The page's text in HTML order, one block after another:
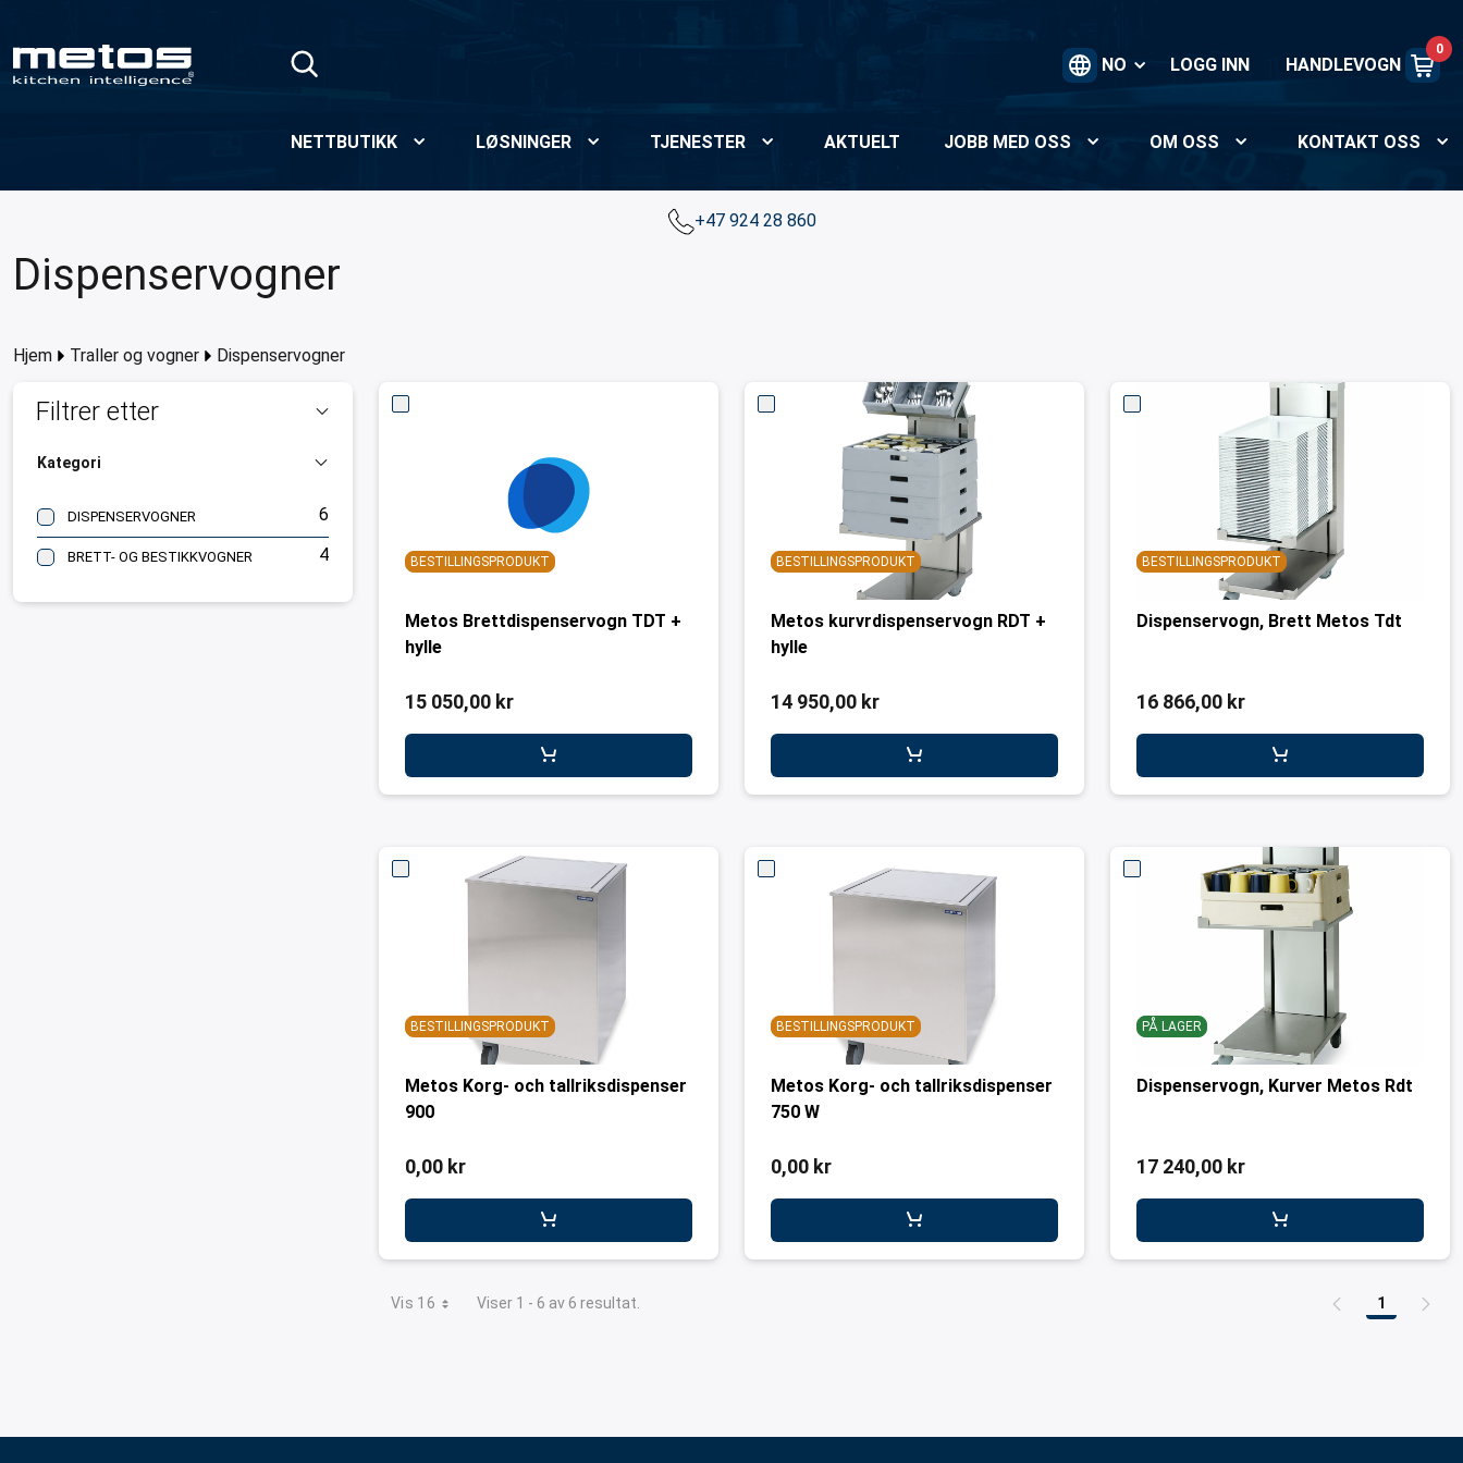
NO LOGG INN HANDLEVOGN
0
NETTBUTIKK LØSNINGER TJENESTER AKTUELT JOBB MED OSS OM OSS KONTAKT OSS
+47 924 28 860
Dispenservogner
Hjem Traller og vogner Dispenservogner
Filtrer etter
Kategori
DISPENSERVOGNER 6
BRETT- OG BESTIKKVOGNER 4 BESTILLINGSPRODUKT
Metos Brettdispenservogn TDT +
hylle
15 050,00 kr
BESTILLINGSPRODUKT
Metos kurvrdispenservogn RDT +
hylle
14 950,00 kr
BESTILLINGSPRODUKT
Dispenservogn, Brett Metos Tdt
16 866,00 kr
BESTILLINGSPRODUKT
Metos Korg- och tallriksdispenser
900
0,00 kr
BESTILLINGSPRODUKT
Metos Korg- och tallriksdispenser
750 W
0,00 kr
PÅ LAGER
Dispenservogn, Kurver Metos Rdt
17 240,00 kr
Vis 16 Viser 1 - 6 av 6 resultat. Side
1